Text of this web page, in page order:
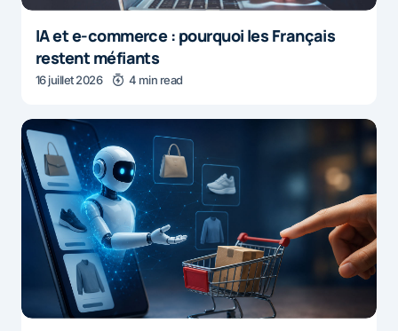
IA et e-commerce : pourquoi les Français
restent méfiants
16 juillet 2026 4 min read